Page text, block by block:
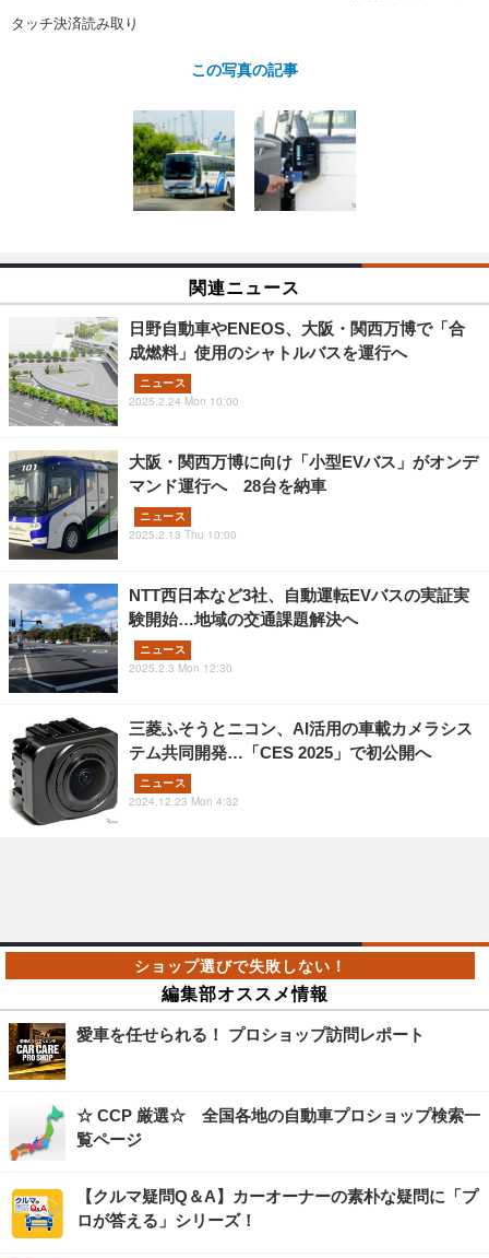
カーメーカー「旧車」関連プロジ
イベント
タッチ決済読み取り
この写真の記事
関連ニュース
日野自動車やENEOS、大阪・関西万博で「合
成燃料」使用のシャトルバスを運行へ
ニュース
2025.2.24 Mon 10:00
大阪・関西万博に向け「小型EVバス」がオンデ
マンド運行へ 28台を納車
ニュース
2025.2.13 Thu 10:00
NTT西日本など3社、自動運転EVバスの実証実
験開始…地域の交通課題解決へ
ニュース
2025.2.3 Mon 12:30
三菱ふそうとニコン、AI活用の車載カメラシス
テム共同開発…「CES 2025」で初公開へ
ニュース
2024.12.23 Mon 4:32
編集部オススメ情報
愛車を任せられる！ プロショップ訪問レポート
☆ CCP 厳選☆ 全国各地の自動車プロショップ検索一
覧ページ
【クルマ疑問Q＆A】カーオーナーの素朴な疑問に「プ
ロが答える」シリーズ！